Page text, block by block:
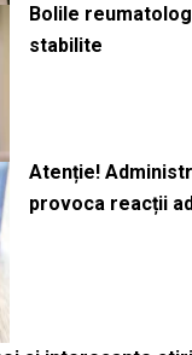
Bolile
stabilite
Atenție!
provoca reacții